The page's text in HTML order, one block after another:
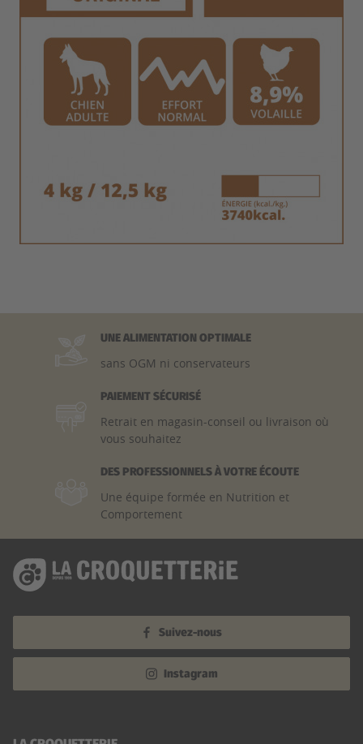
UNE ALIMENTATION OPTIMALE
sans OGM ni conservateurs
PAIEMENT SÉCURISÉ
Retrait en magasin-conseil ou livraison où
vous souhaitez
DES PROFESSIONNELS À VOTRE ÉCOUTE
Une équipe formée en Nutrition et
Comportement
Suivez-nous
Instagram